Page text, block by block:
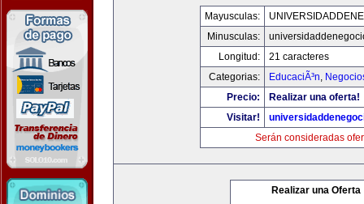
Mayusculas:
Minusculas:
Longitud:
21 caracteres
Categorias:
EducaciÃ³n,
Precio:
Realizar una oferta!
Visitar!
Serán consideradas
Realizar una Oferta